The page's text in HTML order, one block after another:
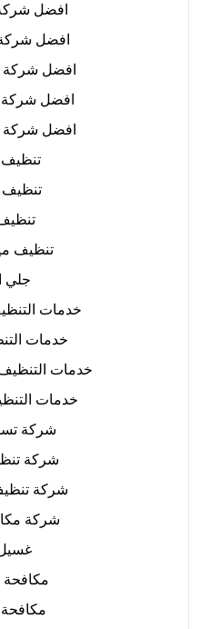
افضل
افضل
افضل شركة
افضل شركة
افضل شركة
تنظيف
تنظيف
تنظيف
جلي
خدمات
خدمات
خدمات
خدمات
شركة
شركة
شركة
شركة